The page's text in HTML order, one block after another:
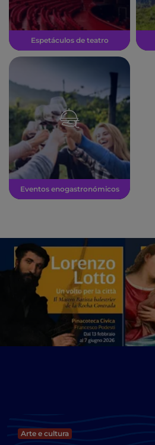
Espetáculos de teatro
Eventos enogastronómicos
Arte e cultura